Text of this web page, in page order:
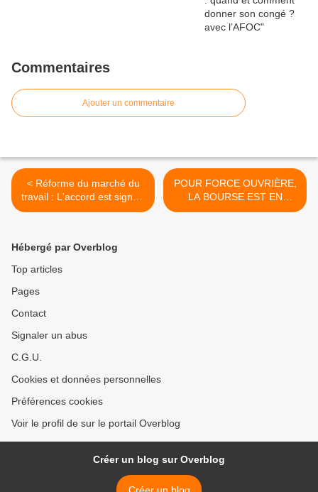
Commentaires
Ajouter un commentaire
< Réforme du marché du
travail : L'accord est signé -
220108
POUR FORCE OUVRIÈRE,
LA BOURSE EST EN
BAISSE MAIS LES
Hébergé par Overblog
Top articles
Pages
Contact
Signaler un abus
C.G.U.
Cookies et données personnelles
Préférences cookies
Voir le profil de sur le portail Overblog
Créer un blog sur Overblog